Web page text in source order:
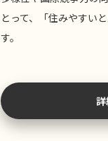
とって、「住みやすい
す。